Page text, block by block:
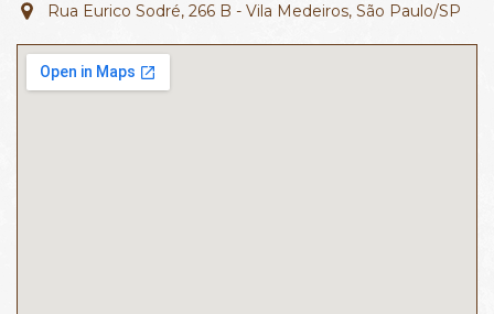
Rua Eurico Sodré, 266 B - Vila Medeiros, São Paulo/SP